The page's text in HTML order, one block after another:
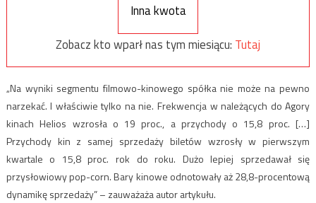
Inna kwota
Zobacz kto wparł nas tym miesiącu: Tutaj
„Na wyniki segmentu filmowo-kinowego spółka nie może na pewno
narzekać. I właściwie tylko na nie. Frekwencja w należących do Agory
kinach Helios wzrosła o 19 proc., a przychody o 15,8 proc. […]
Przychody kin z samej sprzedaży biletów wzrosły w pierwszym
kwartale o 15,8 proc. rok do roku. Dużo lepiej sprzedawał się
przysłowiowy pop-corn. Bary kinowe odnotowały aż 28,8-procentową
dynamikę sprzedaży” – zauważaża autor artykułu.